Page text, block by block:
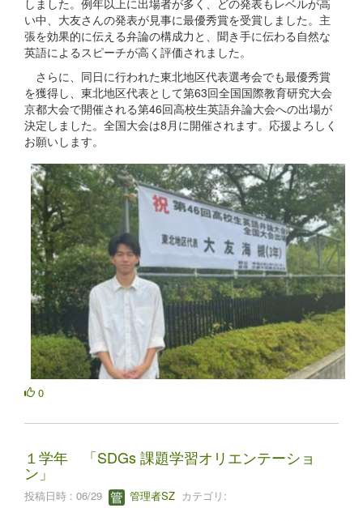
い中、大友さんの発表が見事に最優秀賞を受賞しました。主
張を効果的に伝える弁論の構成力と、聞き手に伝わる自然な
英語によるスピーチが高く評価されました。
さらに、同日に行われた東北地区代表選考会でも最優秀賞
を獲得し、東北地区代表として第63回全国国際教育研究大会
京都大会で開催される第46回高校生英語弁論大会への出場が
決定しました。全国大会は8月に開催されます。応援よろしく
お願いします。
0
１学年 「SDGs 課題学習オリエンテーショ
ン」
投稿日時 : 06/29 管理者SZ カテゴリ: